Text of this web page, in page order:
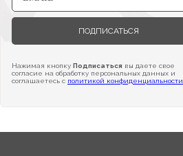
ПОДПИСАТЬСЯ
Нажимая кнопку Подписаться вы даете свое
согласие на обработку персональных данных и
соглашаетесь с политикой конфиденциальности